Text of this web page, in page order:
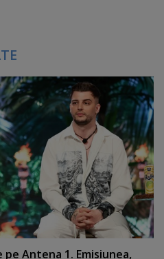
pe Antena 1. Emisiunea,